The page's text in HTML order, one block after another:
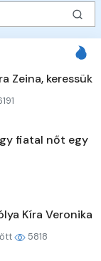
Zeina, keressük
fiatal nőt egy
Kíra Veronika
5818